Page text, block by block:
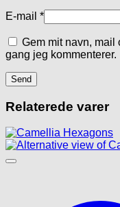
E-mail *
Gem mit navn,
gang jeg kommenterer.
Relaterede varer